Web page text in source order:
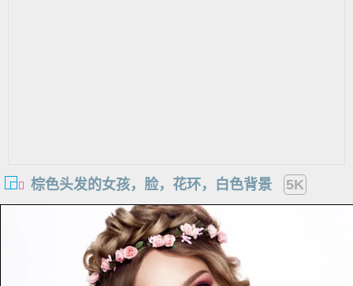
棕色头发的女孩，脸，花环，白色背景 5K